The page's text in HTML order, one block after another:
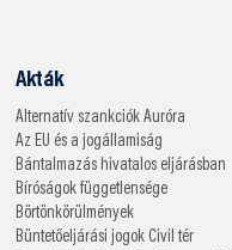
Akták
Alternatív szankciók Auróra
Az EU és a jogállamiság
Bántalmazás hivatalos eljárásban
Bíróságok függetlensége
Börtönkörülmények
Büntetőeljárási jogok Civil tér